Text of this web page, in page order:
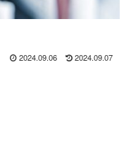
2024.09.06 2024.09.07